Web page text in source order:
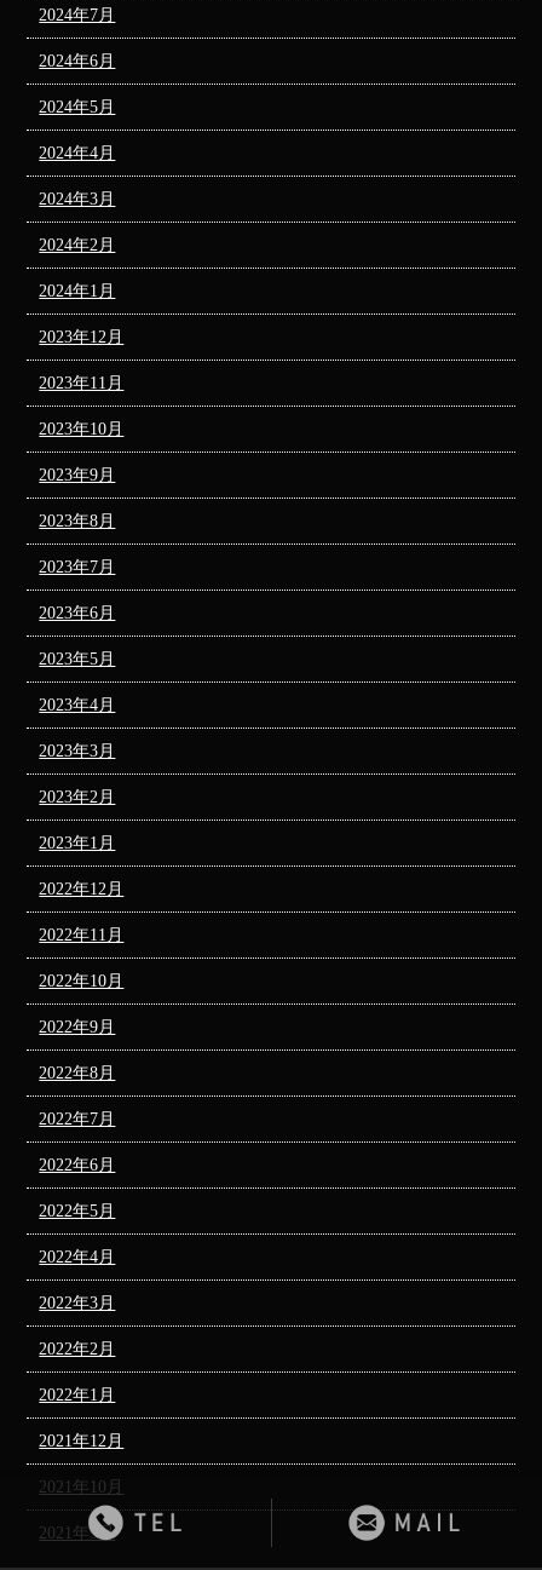
2024年7月
2024年6月
2024年5月
2024年4月
2024年3月
2024年2月
2024年1月
2023年12月
2023年11月
2023年10月
2023年9月
2023年8月
2023年7月
2023年6月
2023年5月
2023年4月
2023年3月
2023年2月
2023年1月
2022年12月
2022年11月
2022年10月
2022年9月
2022年8月
2022年7月
2022年6月
2022年5月
2022年4月
2022年3月
2022年2月
2022年1月
2021年12月
2021年10月
2021年9月